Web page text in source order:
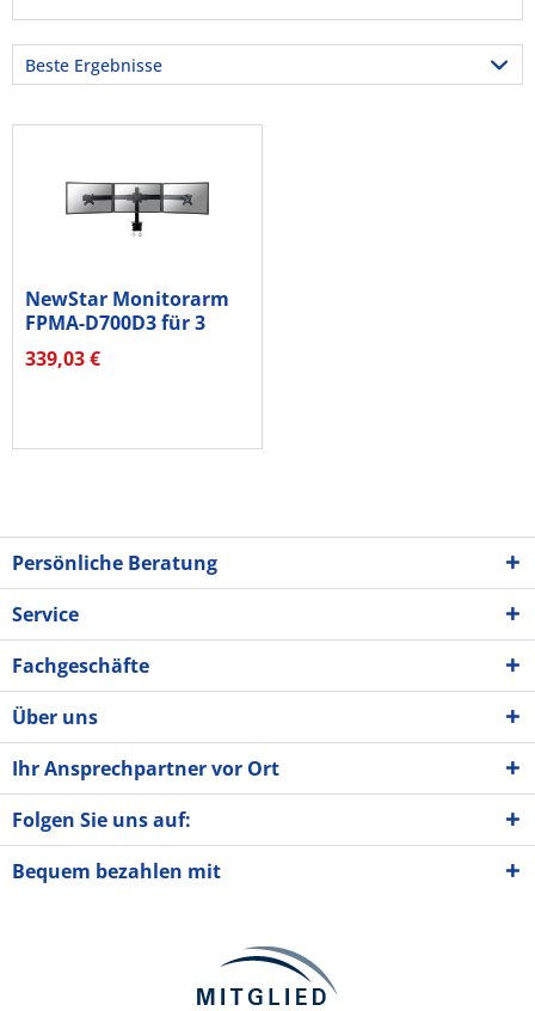
NewStar Monitorarm
FPMA-D700D3 für 3
Monitore...
339,03 €
Persönliche Beratung
Service
Fachgeschäfte
Über uns
Ihr Ansprechpartner vor Ort
Folgen Sie uns auf:
Bequem bezahlen mit